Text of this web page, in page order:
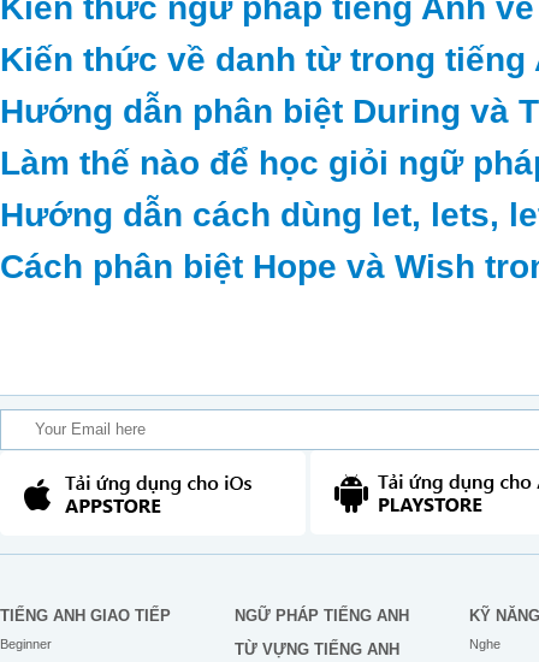
Kiến thức về danh từ trong tiếng
Hướng dẫn phân biệt During và
Làm thế nào để học giỏi ngữ
Hướng dẫn cách dùng let, lets,
Cách phân biệt Hope và Wish
TIẾNG ANH GIAO TIẾP
Beginner
NGỮ PHÁP TIẾNG ANH
TỪ VỰNG TIẾNG ANH
KỸ NĂNG
Nghe